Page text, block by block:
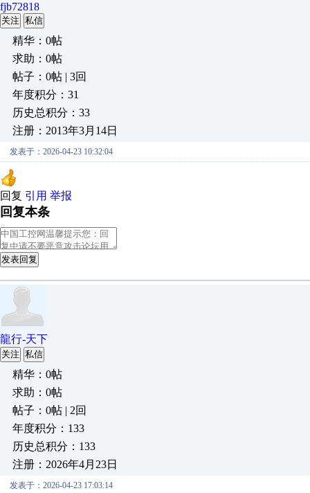
fjb72818
关注 私信
精华：0帖
求助：0帖
帖子：0帖 | 3回
年度积分：31
历史总积分：33
注册：2013年3月14日
发表于：2026-04-23 10:32:04
回复 引用 举报
回复本条
发表回复
龍行-天下
关注 私信
精华：0帖
求助：0帖
帖子：0帖 | 2回
年度积分：133
历史总积分：133
注册：2026年4月23日
发表于：2026-04-23 17:03:14